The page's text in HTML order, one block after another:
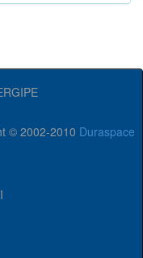
© 2002-2010 Duraspace